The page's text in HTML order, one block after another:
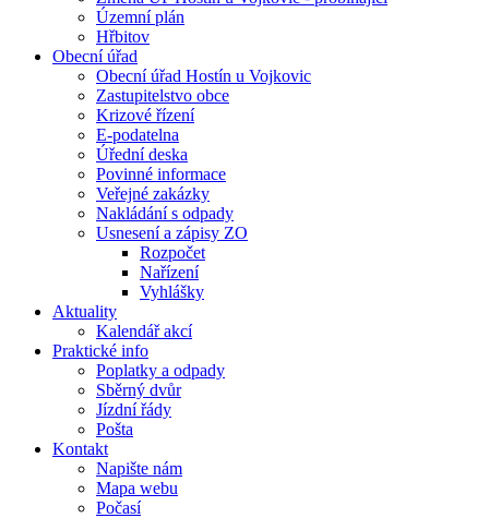
Územní plán
Hřbitov
Obecní úřad
Obecní úřad Hostín u Vojkovic
Zastupitelstvo obce
Krizové řízení
E-podatelna
Úřední deska
Povinné informace
Veřejné zakázky
Nakládání s odpady
Usnesení a zápisy ZO
Rozpočet
Nařízení
Vyhlášky
Aktuality
Kalendář akcí
Praktické info
Poplatky a odpady
Sběrný dvůr
Jízdní řády
Pošta
Kontakt
Napište nám
Mapa webu
Počasí